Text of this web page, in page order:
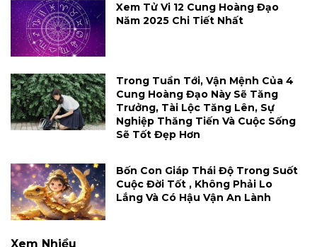
Xem Tử Vi 12 Cung Hoàng Đạo
Năm 2025 Chi Tiết Nhất
Trong Tuần Tới, Vận Mệnh Của 4
Cung Hoàng Đạo Này Sẽ Tăng
Trưởng, Tài Lộc Tăng Lên, Sự
Nghiệp Thăng Tiến Và Cuộc Sống
Sẽ Tốt Đẹp Hơn
Bốn Con Giáp Thái Độ Trong Suốt
Cuộc Đời Tốt , Không Phải Lo
Lắng Và Có Hậu Vận An Lành
Xem Nhiều